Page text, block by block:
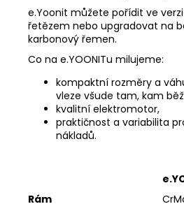
e.Yoonit můžete pořídit ve
řetězem nebo upgradovat na
karbonový řemen.
Co na e.YOONITu milujeme:
kompaktní rozměry a
vleze všude tam, kam
kvalitní elektromotor,
praktičnost a variabilita
nákladů.
Rám